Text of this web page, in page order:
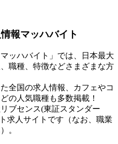
報マッハバイト
ッハバイト」では、日本最大
職種、特徴などさまざまな方
全国の求人情報、カフェやコ
の人気職種も多数掲載！
ブセンス(東証スタンダー
求人サイトです（なお、職業
。